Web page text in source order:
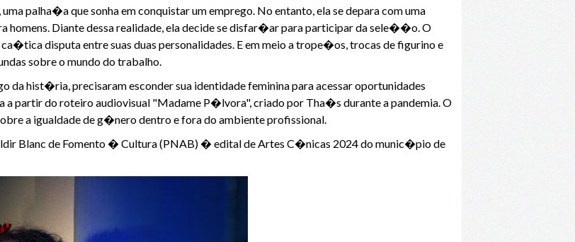
palha�a que sonha em conquistar um emprego. No entanto, ela se depara com uma
homens. Diante dessa realidade, ela decide se disfar�ar para participar da sele��o. O
disputa entre suas duas personalidades. E em meio a trope�os, trocas de figurino e
sobre o mundo do trabalho.
da hist�ria, precisaram esconder sua identidade feminina para acessar oportunidades
partir do roteiro audiovisual "Madame P�lvora", criado por Tha�s durante a pandemia. O
a igualdade de g�nero dentro e fora do ambiente profissional.
Blanc de Fomento � Cultura (PNAB) � edital de Artes C�nicas 2024 do munic�pio de